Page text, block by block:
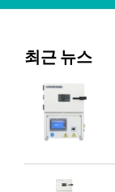
최근 뉴스